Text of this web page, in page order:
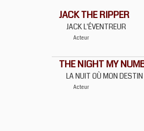
JACK THE RIPPER
JACK L'ÉVENTREUR
Acteur
THE NIGHT MY
LA NUIT OÙ MON
Acteur